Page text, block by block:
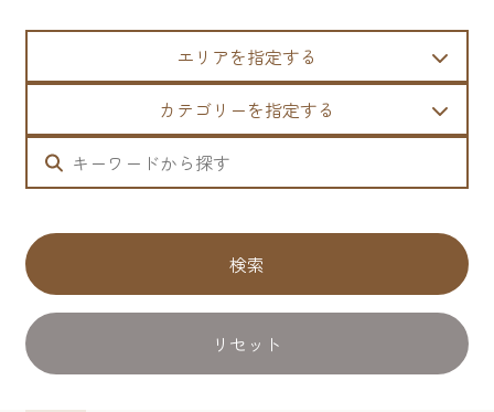
エリアを指定する
カテゴリーを指定する
検索
リセット